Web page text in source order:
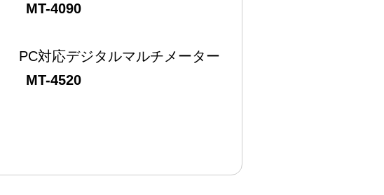
MT-4090
PC対応デジタルマルチメーター
MT-4520